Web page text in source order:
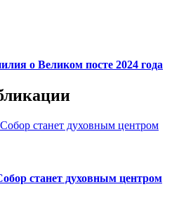
о Великом посте 2024 года
станет духовным центром